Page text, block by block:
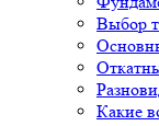
Выбор
Какие